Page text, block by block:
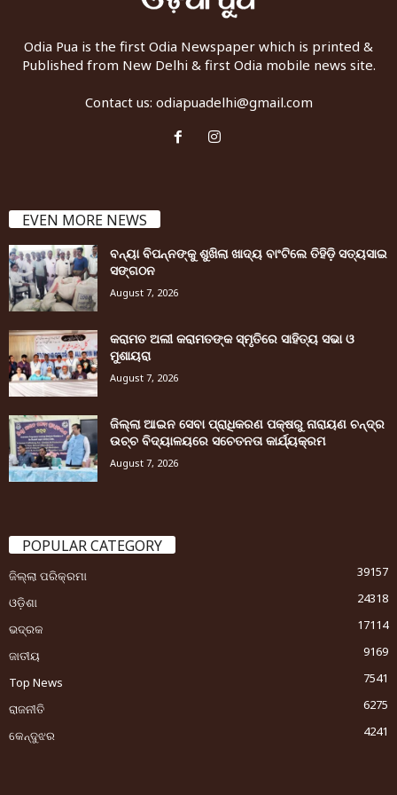
Odia Pua is the first Odia Newspaper which is printed &
Published from New Delhi & first Odia mobile news site.
Contact us: odiapuadelhi@gmail.com
EVEN MORE NEWS
ବନ୍ୟା ବିପନ୍ନଙ୍କୁ ଶୁଖିଲା ଖାଦ୍ୟ ବାଂଟିଲେ ତିହିଡି଼ ସତ୍ୟସାଇ
ସଙ୍ଗଠନ
August 7, 2026
କରାମତ ଅଲୀ କରାମତଙ୍କ ସ୍ମୃତିରେ ସାହିତ୍ୟ ସଭା ଓ
ମୁଶାୟରା
August 7, 2026
ଜିଲ୍ଲା ଆଇନ ସେବା ପ୍ରାଧିକରଣ ପକ୍ଷରୁ ନାରାୟଣ ଚନ୍ଦ୍ର
ଉଚ୍ଚ ବିଦ୍ୟାଳୟରେ ସଚେତନତା କାର୍ଯ୍ୟକ୍ରମ
August 7, 2026
POPULAR CATEGORY
ଜିଲ୍ଲା ପରିକ୍ରମା
39157
ଓଡ଼ିଶା
24318
ଭଦ୍ରକ
17114
ଜାତୀୟ
9169
Top News
7541
ରାଜନୀତି
6275
କେନ୍ଦୁଝର
4241